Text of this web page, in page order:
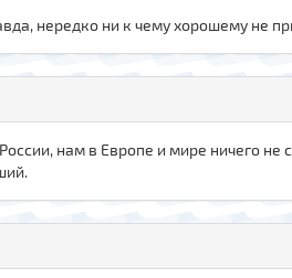
нередко ни к чему хорошему не
нам в Европе и мире ничего не